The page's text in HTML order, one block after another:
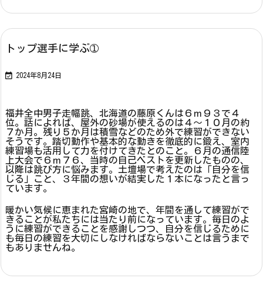
トップ選手に学ぶ➀
 2024年8月24日
福井全中男子走幅跳、北海道の藤原くんは６ｍ９３で４
位。話によれば、屋外の砂場が使えるのは４～１０月の約
７か月。残り５か月は積雪などのため外で練習ができない
そうです。踏切動作や基本的な動きを徹底的に鍛え、室内
練習場も活用して力を付けてきたとのこと。６月の通信陸
上大会で６ｍ７６、当時の自己ベストを更新したものの、
以降は跳び方に悩みます。土壇場で考えたのは「自分を信
じる」こと、３年間の想いが結実した１本になったと言っ
ています。
暖かい気候に恵まれた宮崎の地で、年間を通して練習がで
きることが私たちには当たり前になっています。毎日のよ
うに練習ができることを感謝しつつ、自分を信じるために
も毎日の練習を大切にしなければならないことは言うまで
もありませんね。